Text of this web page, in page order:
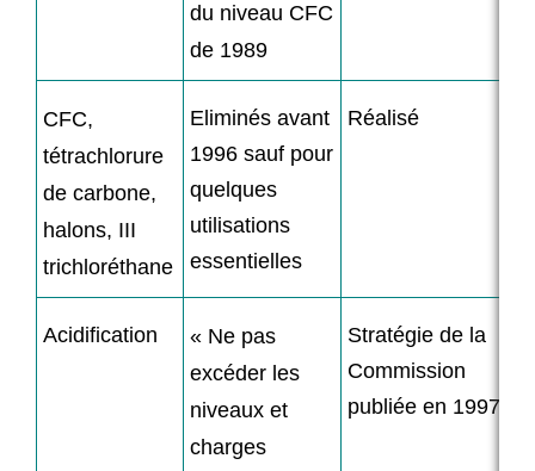
du niveau CFC
de 1989
CFC,
tétrachlorure
de carbone,
halons, III
trichloréthane
Eliminés avant
1996 sauf pour
quelques
utilisations
essentielles
Réalisé
Acidification
« Ne pas
excéder les
niveaux et
charges
Stratégie de la
Commission
publiée en 1997